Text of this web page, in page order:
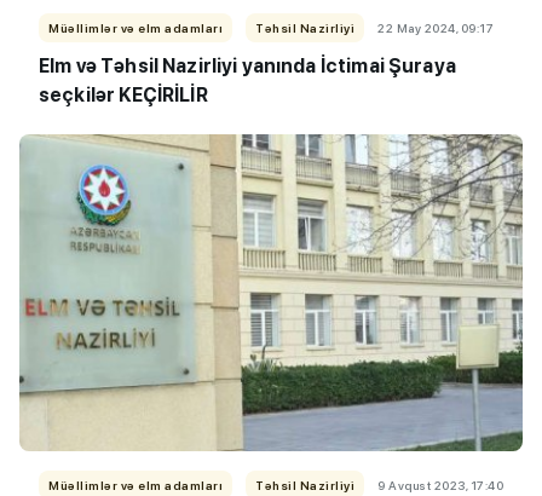
Müəllimlər və elm adamları Təhsil Nazirliyi 22 May 2024, 09:17
Elm və Təhsil Nazirliyi yanında İctimai Şuraya
seçkilər KEÇİRİLİR
Müəllimlər və elm adamları Təhsil Nazirliyi 9 Avqust 2023, 17:40